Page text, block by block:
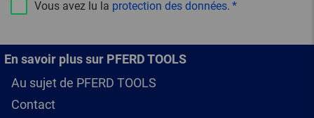
Vous avez lu la protection des données.
En savoir plus sur PFERD TOOLS
Au sujet de PFERD TOOLS
Contact